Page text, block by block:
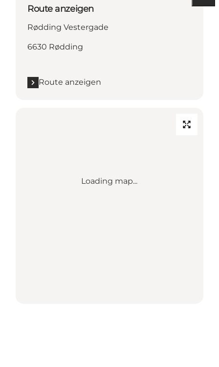
Route anzeigen
Rødding Vestergade
6630 Rødding
Route anzeigen
Loading map...